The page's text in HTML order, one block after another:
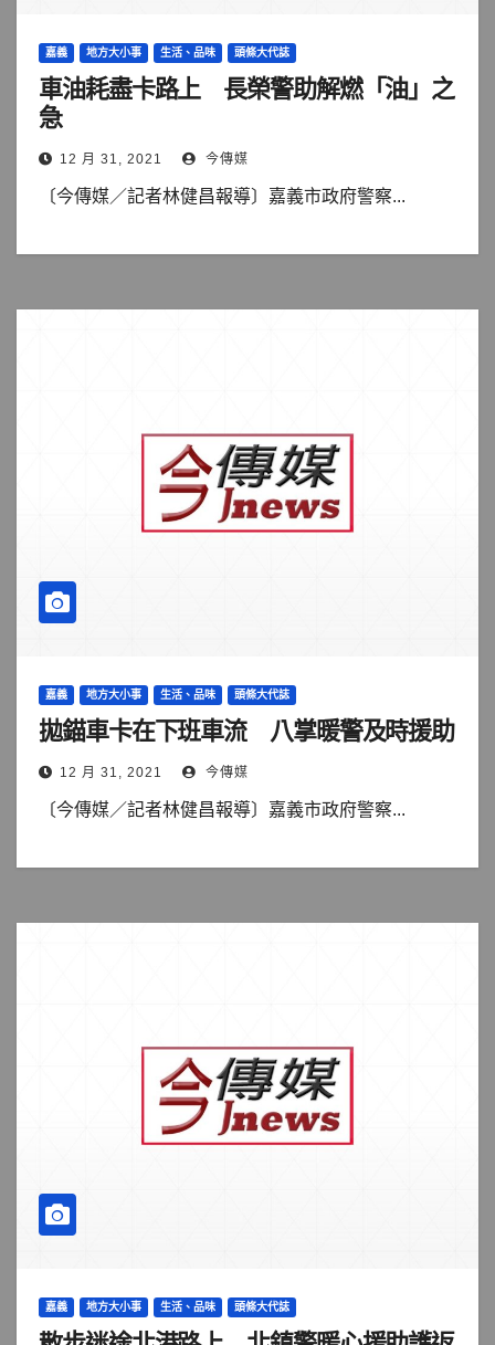
嘉義 地方大小事 生活、品味 頭條大代誌
車油耗盡卡路上 長榮警助解燃「油」之
急
12 月 31, 2021 今傳媒
〔今傳媒／記者林健昌報導〕嘉義市政府警察...
嘉義 地方大小事 生活、品味 頭條大代誌
拋錨車卡在下班車流 八掌暖警及時援助
12 月 31, 2021 今傳媒
〔今傳媒／記者林健昌報導〕嘉義市政府警察...
嘉義 地方大小事 生活、品味 頭條大代誌